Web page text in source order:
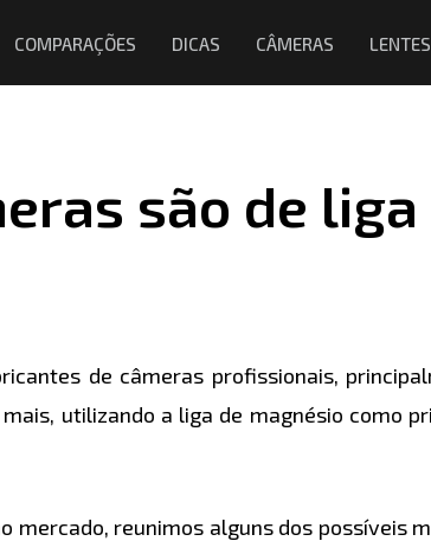
COMPARAÇÕES DICAS CÂMERAS LENTES
são de
de câmeras profissionais,
utilizando a liga de magnésio como
mercado, reunimos alguns dos possíveis